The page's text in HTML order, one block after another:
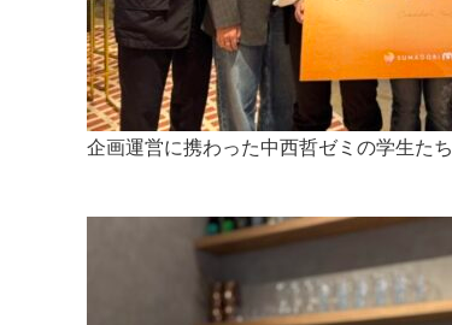
企画運営に携わった中西哲ゼミの学生たち